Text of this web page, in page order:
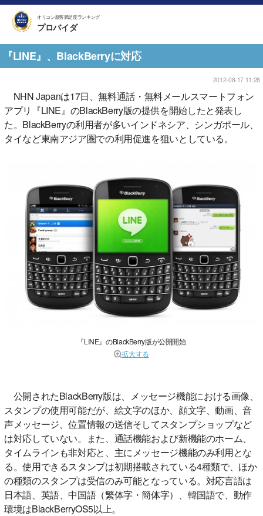
オリコン顧客満足度ランキング
プロバイダ
『LINE』、BlackBerryに対応
2012-08-17 11:28
NHN Japanは17日、無料通話・無料メールスマートフォン
アプリ『LINE』のBlackBerry版の提供を開始したと発表し
た。BlackBerryの利用者が多いインドネシア、シンガポール、
タイなど東南アジア圏での利用促進を狙いとしている。
『LINE』のBlackBerry版が公開開始
拡大する
公開されたBlackBerry版は、メッセージ機能における画像、
スタンプの使用可能だが、絵文字のほか、顔文字、動画、音
声メッセージ、位置情報の送信そしてスタンプショップなど
は対応していない。また、通話機能および新機能のホーム、
タイムラインも非対応と、主にメッセージ機能のみ利用とな
る。使用できるスタンプは初期搭載されている4種類で、ほか
の種類のスタンプは受信のみ可能となっている。対応言語は
日本語、英語、中国語（繁体字・簡体字）、韓国語で、動作
環境はBlackBerryOS5以上。